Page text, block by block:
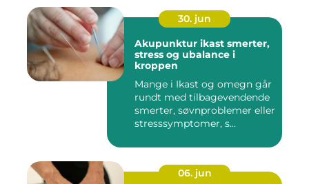
30. jun
Akupunktur ikast smerter,
stress og ubalance i
kroppen
Mange i Ikast og omegn går
rundt med tilbagevendende
smerter, søvnproblemer eller
stresssymptomer, s...
06. jun